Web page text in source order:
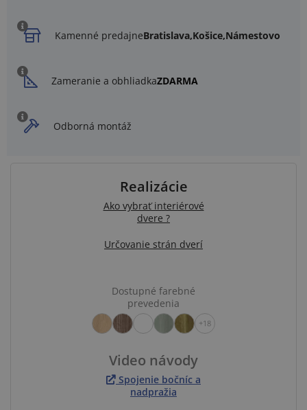
Kamenné predajneBratislava,Košice,Námestovo
Zameranie a obhliadkaZDARMA
Odborná montáž
Realizácie
Ako vybrať interiérové
dvere ?
Určovanie strán dverí
Dostupné farebné
prevedenia
+18
Video návody
Spojenie bočníc a
nadpražia